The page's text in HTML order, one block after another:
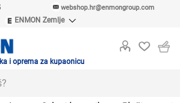
webshop.hr@enmongroup.com
ENMON Zemlje
ENMON MKD
i oprema za kupaonicu